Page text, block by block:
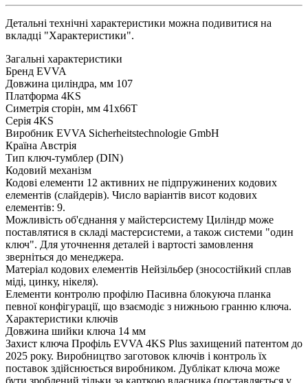
Детальні технічні характеристики можна подивитися на
вкладці "Характеристики".
Загальні характеристики
Бренд EVVA
Довжина циліндра, мм 107
Платформа 4KS
Симетрія сторін, мм 41x66T
Серія 4KS
Виробник EVVA Sicherheitstechnologie GmbH
Країна Австрія
Тип ключ-тумблер (DIN)
Кодовий механізм
Кодові елементи 12 активних не підпружинених кодових
елементів (слайдерів). Число варіантів висот кодових
елементів: 9.
Можливість об'єднання у майстерсистему Циліндр може
поставлятися в складі мастерсистеми, а також системи "один
ключ". Для уточнення деталей і вартості замовлення
зверніться до менеджера.
Матеріал кодових елементів Нейзільбер (зносостійкий сплав
міді, цинку, нікеля).
Елементи контролю профілю Пасивна блокуюча планка
певної конфігурації, що взаємодіє з нижньою гранню ключа.
Характеристики ключів
Довжина шийки ключа 14 мм
Захист ключа Профіль EVVA 4KS Plus захищений патентом до
2025 року. Виробництво заготовок ключів і контроль їх
поставок здійснюється виробником. Дублікат ключа може
бути зроблений тільки за карткою власника (поставляється у